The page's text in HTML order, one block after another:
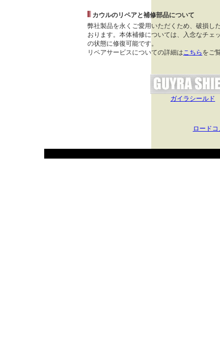
カウルのリペアと補修部品について
弊社製品を永くご愛用いただくため、破損し
おります。本体補修については、入念なチェ
の状態に修復可能です。
リペアサービスについての詳細はこちら をご
ガイラシールド
ロード